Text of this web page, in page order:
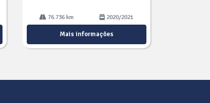
76.736 km 2020/2021
Mais informações